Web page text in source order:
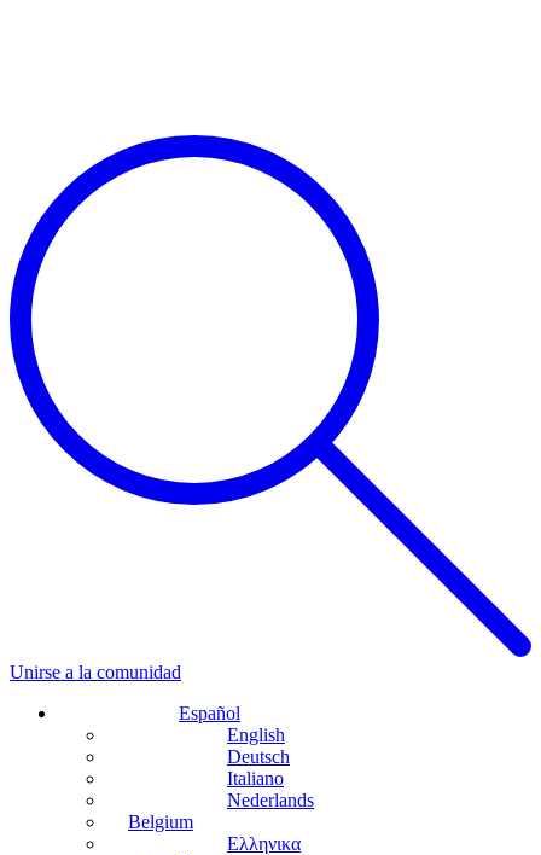
Unirse a la comunidad
Español
English
Deutsch
Italiano
Nederlands
Belgium
Ελληνικα